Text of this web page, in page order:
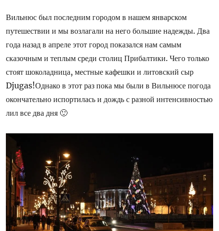
Вильнюс был последним городом в нашем январском
путешествии и мы возлагали на него большие надежды. Два
года назад в апреле этот город показался нам самым
сказочным и теплым среди столиц Прибалтики. Чего только
стоят шоколадница, местные кафешки и литовский сыр
Djugas!Однако в этот раз пока мы были в Вильнюсе погода
окончательно испортилась и дождь с разной интенсивностью
лил все два дня 🙂